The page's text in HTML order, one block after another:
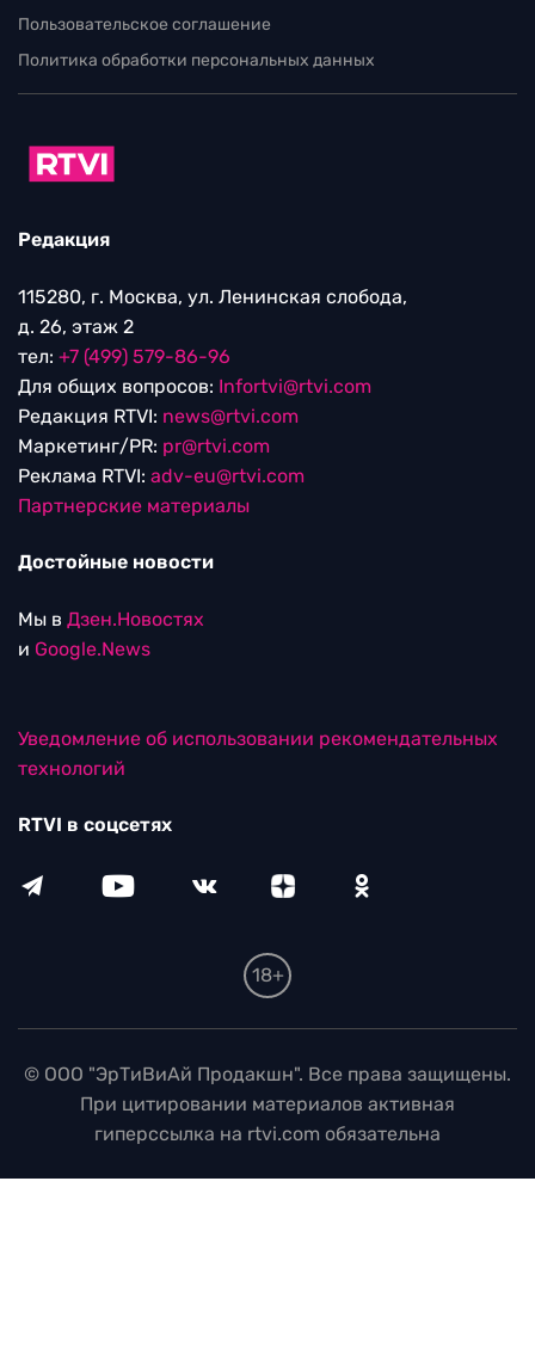
Пользовательское соглашение
Политика обработки персональных данных
Редакция
115280, г. Москва, ул. Ленинская слобода,
д. 26, этаж 2
тел: +7 (499) 579-86-96
Для общих вопросов: Infortvi@rtvi.com
Редакция RTVI: news@rtvi.com
Маркетинг/PR: pr@rtvi.com
Реклама RTVI: adv-eu@rtvi.com
Партнерские материалы
Достойные новости
Мы в Дзен.Новостях
и Google.News
Уведомление об использовании рекомендательных
технологий
RTVI в соцсетях
18+
© ООО "ЭрТиВиАй Продакшн". Все права защищены.
При цитировании материалов активная
гиперссылка на rtvi.com обязательна